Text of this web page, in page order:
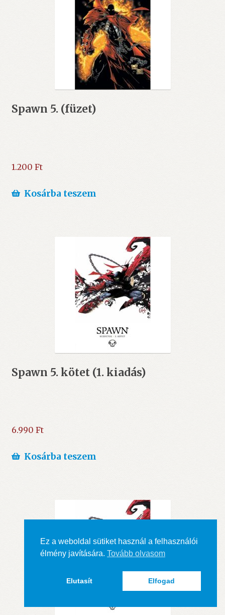
Spawn 5. (füzet)
1.200 Ft
Kosárba teszem
Spawn 5. kötet (1. kiadás)
6.990 Ft
Kosárba teszem
Ez a weboldal sütiket használ a felhasználói
élmény javítására. Tovább olvasom
Elutasít Elfogad